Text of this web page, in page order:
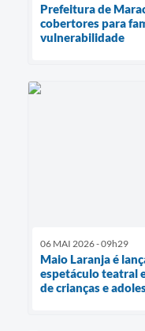
Prefeitura de
cobertores para
vulnerabilidade
06 MAI 2026 - 09h29
Maio Laranja é
espetáculo teatral
de crianças e